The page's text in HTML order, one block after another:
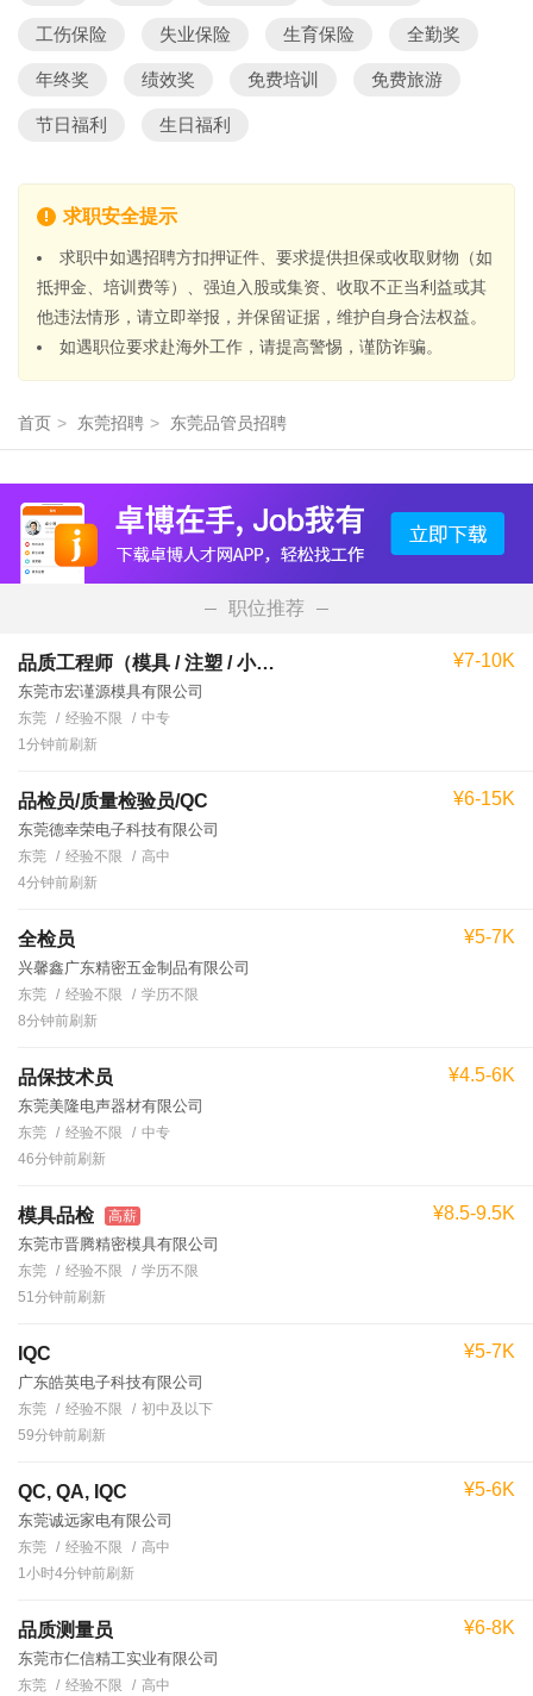
工伤保险 失业保险 生育保险 全勤奖
年终奖 绩效奖 免费培训 免费旅游
节日福利 生日福利
求职安全提示
求职中如遇招聘方扣押证件、要求提供担保或收取财物（如
抵押金、培训费等）、强迫入股或集资、收取不正当利益或其
他违法情形，请立即举报，并保留证据，维护自身合法权益。
如遇职位要求赴海外工作，请提高警惕，谨防诈骗。
首页 > 东莞招聘 > 东莞品管员招聘
职位推荐
品质工程师（模具 / 注塑 / 小家电）
东莞市宏谨源模具有限公司
¥7-10K
东莞 经验不限
中专
1分钟前刷新
品检员/质量检验员/QC
东莞德幸荣电子科技有限公司
¥6-15K
东莞 经验不限
高中
4分钟前刷新
全检员
兴馨鑫广东精密五金制品有限公司
¥5-7K
东莞 经验不限
学历不限
8分钟前刷新
品保技术员
东莞美隆电声器材有限公司
¥4.5-6K
东莞 经验不限
中专
46分钟前刷新
模具品检 高薪
东莞市晋腾精密模具有限公司
¥8.5-9.5K
东莞 经验不限
学历不限
51分钟前刷新
IQC
广东皓英电子科技有限公司
¥5-7K
东莞 经验不限
初中及以下
59分钟前刷新
QC, QA, IQC
东莞诚远家电有限公司
¥5-6K
东莞 经验不限
高中
1小时4分钟前刷新
品质测量员
东莞市仁信精工实业有限公司
¥6-8K
东莞 经验不限 高中